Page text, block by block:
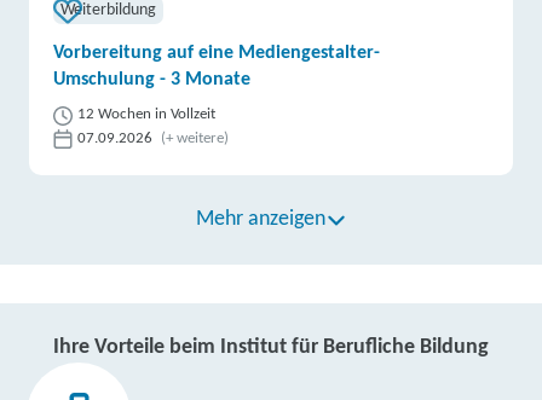
Weiterbildung
Vorbereitung auf eine Mediengestalter-
Umschulung - 3 Monate
12 Wochen in Vollzeit
07.09.2026
(+ weitere)
Mehr anzeigen
Ihre Vorteile beim Institut für Berufliche Bildung